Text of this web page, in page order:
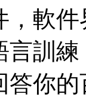
，軟
言訓
答你